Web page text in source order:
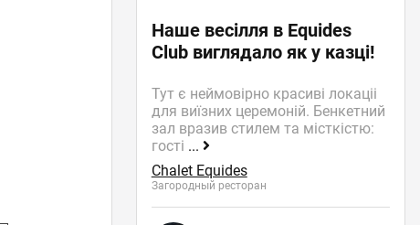
Наше весілля в Equides
Club виглядало як у казці!
Тут є неймовірно красиві локаціі
для виїзних церемоній. Бенкетний
зал вразив стилем та місткістю:
гості ...
Chalet Equides
Загородный ресторан